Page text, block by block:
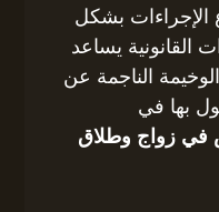
الإجراءات بشكل
القانونية يساعد
الناجمة عن
بها في
زواج وطلاق